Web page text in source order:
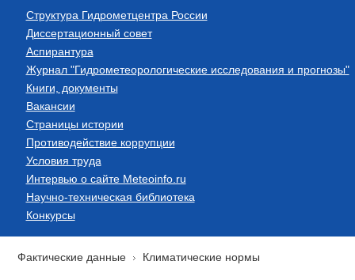
Структура Гидрометцентра России
Диссертационный совет
Аспирантура
Журнал "Гидрометеорологические исследования и прогнозы"
Книги, документы
Вакансии
Страницы истории
Противодействие коррупции
Условия труда
Интервью о сайте Meteoinfo.ru
Научно-техническая библиотека
Конкурсы
Фактические данные Климатические нормы